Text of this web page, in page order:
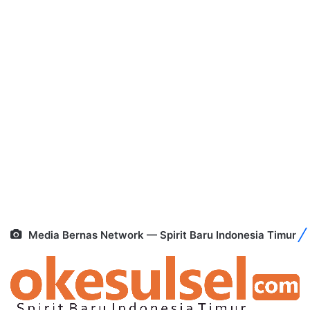
Media Bernas Network — Spirit Baru Indonesia Timur